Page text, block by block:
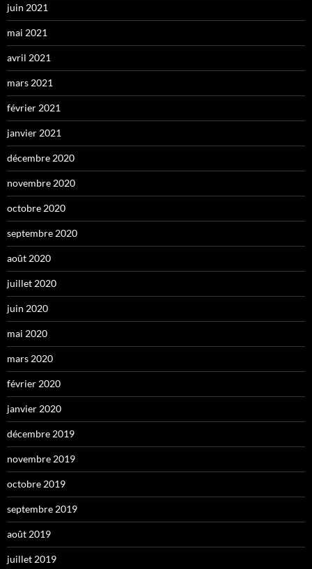
juin 2021
mai 2021
avril 2021
mars 2021
février 2021
janvier 2021
décembre 2020
novembre 2020
octobre 2020
septembre 2020
août 2020
juillet 2020
juin 2020
mai 2020
mars 2020
février 2020
janvier 2020
décembre 2019
novembre 2019
octobre 2019
septembre 2019
août 2019
juillet 2019